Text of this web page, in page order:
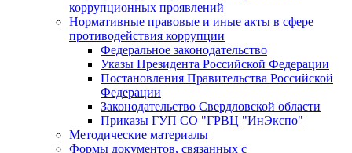
коррупционных проявлений
Нормативные правовые и иные акты в сфере
противодействия коррупции
Федеральное законодательство
Указы Президента Российской Федерации
Постановления Правительства Российской
Федерации
Законодательство Свердловской области
Приказы ГУП СО "ГРВЦ "ИнЭкспо"
Методические материалы
Формы документов, связанных с